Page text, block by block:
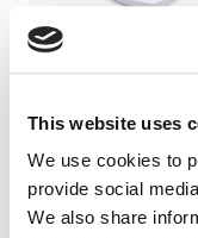
This website uses
We use cookies to
provide social
We also share
Zemits LipoPremo